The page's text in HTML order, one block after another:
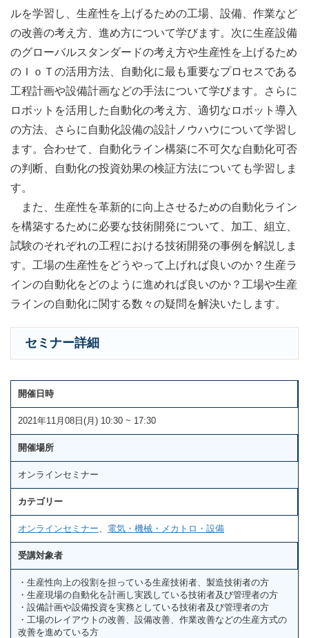
ルを学習し、生産性を上げるための工場、設備、作業など
の改善の考え方、進め方について学びます。次に生産設備
のグローバルスタンダードの考え方や生産性を上げるため
のＩｏＴの活用方法、自動化に最も重要なプロセスである
工程計画や設備計画などの手法について学びます。さらに
ロボットを活用した自動化の考え方、適切なロボット導入
の方法、さらに自動化設備の設計ノウハウについて学習し
ます。合わせて、自動化ライン構築に不可欠な自動化可否
の判断、自動化の投資効果の検証方法についても学習しま
す。
また、生産性を革新的に向上させるための自動化ライン
を構築するために必要な技術開発について、加工、組立、
試験のそれぞれの工程における技術開発の事例を解説しま
す。工場の生産性をどうやって上げれば良いのか？生産ラ
インの自動化をどのように進めれば良いのか？工場や生産
ラインの自動化に関する数々の疑問を解決いたします。
セミナー詳細
開催日時
2021年11月08日(月) 10:30 ~ 17:30
開催場所
オンラインセミナー
カテゴリー
オンラインセミナー 電気・機械・メカトロ・設備
受講対象者
・生産性向上の役割を担っている生産技術者、製造技術者の方
・生産現場の自動化を計画し実践している技術者及び管理者の方
・設備計画や設備投資を実務としている技術者及び管理者の方
・工場のレイアウトの改善、設備改善、作業改善などの生産方式の
改善を進めている方